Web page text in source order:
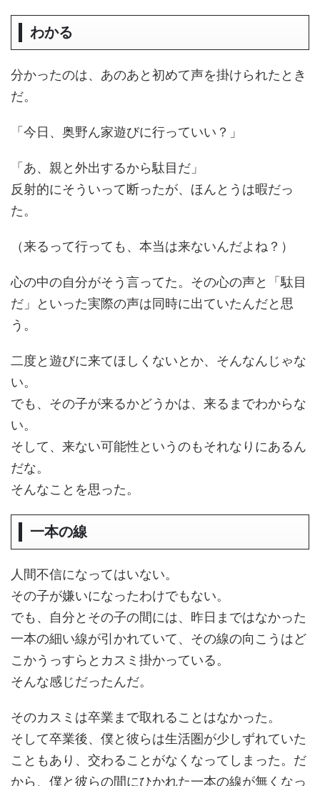
わかる
分かったのは、あのあと初めて声を掛けられたとき
だ。
「今日、奥野ん家遊びに行っていい？」
「あ、親と外出するから駄目だ」
反射的にそういって断ったが、ほんとうは暇だっ
た。
（来るって行っても、本当は来ないんだよね？）
心の中の自分がそう言ってた。その心の声と「駄目
だ」といった実際の声は同時に出ていたんだと思
う。
二度と遊びに来てほしくないとか、そんなんじゃな
い。
でも、その子が来るかどうかは、来るまでわからな
い。
そして、来ない可能性というのもそれなりにあるん
だな。
そんなことを思った。
一本の線
人間不信になってはいない。
その子が嫌いになったわけでもない。
でも、自分とその子の間には、昨日まではなかった
一本の細い線が引かれていて、その線の向こうはど
こかうっすらとカスミ掛かっている。
そんな感じだったんだ。
そのカスミは卒業まで取れることはなかった。
そして卒業後、僕と彼らは生活圏が少しずれていた
こともあり、交わることがなくなってしまった。だ
から、僕と彼らの間にひかれた一本の線が無くなっ